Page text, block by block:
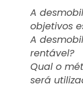
A
objetivos
A
rentável?
Qual o
será